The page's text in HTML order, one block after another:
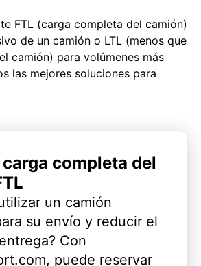
FTL (carga completa del camión)
de un camión o LTL (menos que
camión) para volúmenes más
las mejores soluciones para
completa del
un camión
su envío y reducir el
Con
puede reservar